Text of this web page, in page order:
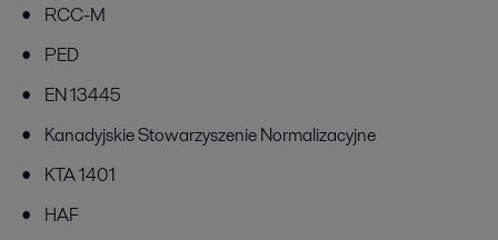
RCC-M
PED
EN 13445
Kanadyjskie Stowarzyszenie Normalizacyjne
KTA 1401
HAF